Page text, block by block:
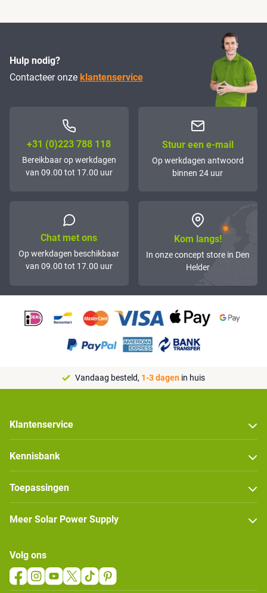
Hulp nodig?
Contacteer onze klantenservice
+31 (0)223 788 118
Bereikbaar op werkdagen
van 09.00 tot 17.00 uur
Stuur een e-mail
Op werkdagen antwoord
binnen 24 uur
Chat met ons
Op werkdagen beschikbaar
van 09.00 tot 17.00 uur
Kom langs!
In onze concept store in Den
Helder
Vandaag besteld, 1-3 dagen in huis
Klantenservice
Kennisbank
Toepassingen
Meer Solar Power Supply
Volg ons